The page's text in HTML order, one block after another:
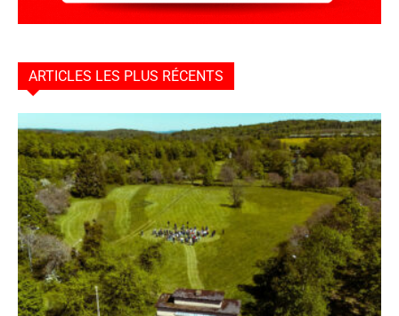
ARTICLES LES PLUS RÉCENTS